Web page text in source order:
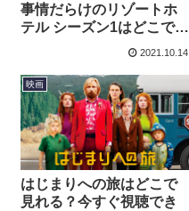
事情だらけのリゾートホ
テル シーズン1はどこで見
れる？今すぐ視聴できる
介！
2021.10.14
映画
はじまりへの旅はどこで
見れる？今すぐ視聴でき